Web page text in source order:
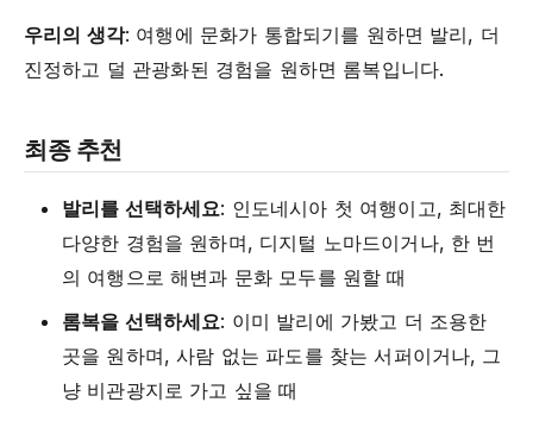
우리의 생각: 여행에 문화가 통합되기를 원하면 발리, 더
진정하고 덜 관광화된 경험을 원하면 롬복입니다.
최종 추천
발리를 선택하세요: 인도네시아 첫 여행이고, 최대한
다양한 경험을 원하며, 디지털 노마드이거나, 한 번
의 여행으로 해변과 문화 모두를 원할 때
롬복을 선택하세요: 이미 발리에 가봤고 더 조용한
곳을 원하며, 사람 없는 파도를 찾는 서퍼이거나, 그
냥 비관광지로 가고 싶을 때